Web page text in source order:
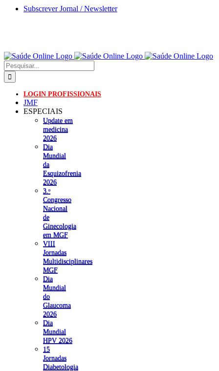
Skip
Subscrever Jornal / Newsletter
Pesquisar
LOGIN PROFISSIONAIS
JMF
ESPECIAIS
Update em
medicina
2026
Dia
Mundial
da
Esquizofrenia
2026
3.ᵒ
Congresso
Nacional
de
Ginecologia
em MGF
VIII
Jornadas
Multidisciplinares
MGF
Dia
Mundial
do
Glaucoma
2026
Dia
Mundial
HPV 2026
15
Jornadas
Diabetologia